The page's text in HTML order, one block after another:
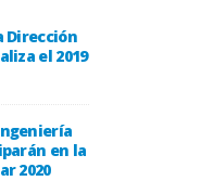
Dirección
el 2019
en la
2020